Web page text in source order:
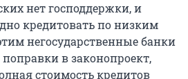
нет господдержки, и
кредитовать по низким
негосударственные банки
в законопроект,
стоимость кредитов